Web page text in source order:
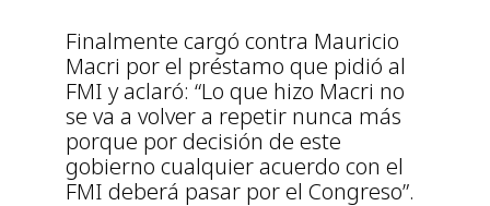
Finalmente cargó contra Mauricio
Macri por el préstamo que pidió al
FMI y aclaró: “Lo que hizo Macri no
se va a volver a repetir nunca más
porque por decisión de este
gobierno cualquier acuerdo con el
FMI deberá pasar por el Congreso”.